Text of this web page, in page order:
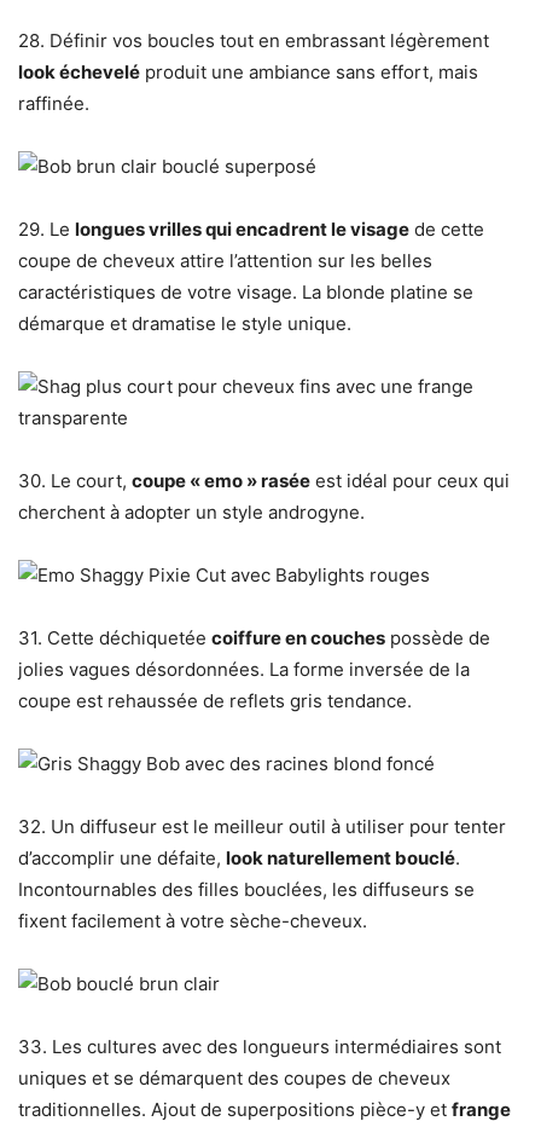
28. Définir vos boucles tout en embrassant légèrement
look échevelé produit une ambiance sans effort, mais
raffinée.
29. Le longues vrilles qui encadrent le visage de cette
coupe de cheveux attire l’attention sur les belles
caractéristiques de votre visage. La blonde platine se
démarque et dramatise le style unique.
30. Le court, coupe « emo » rasée est idéal pour ceux qui
cherchent à adopter un style androgyne.
31. Cette déchiquetée coiffure en couches possède de
jolies vagues désordonnées. La forme inversée de la
coupe est rehaussée de reflets gris tendance.
32. Un diffuseur est le meilleur outil à utiliser pour tenter
d’accomplir une défaite, look naturellement bouclé.
Incontournables des filles bouclées, les diffuseurs se
fixent facilement à votre sèche-cheveux.
33. Les cultures avec des longueurs intermédiaires sont
uniques et se démarquent des coupes de cheveux
traditionnelles. Ajout de superpositions pièce-y et frange